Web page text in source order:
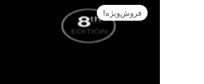
فروش‌ویژه!